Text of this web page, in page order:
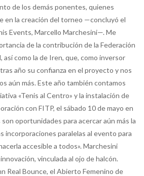
de los demás ponentes, quienes
en la creación del torneo —concluyó el
Events, Marcello Marchesini—. Me
de la contribución de la Federación
así como la de Iren, que, como inversor
año su confianza en el proyecto y nos
aún más. Este año también contamos
«Tenis al Centro» y la instalación de
con FITP, el sábado 10 de mayo en
son oportunidades para acercar aún más la
incorporaciones paralelas al evento para
accesible a todos». Marchesini
vinculada al ojo de halcón.
Real Bounce, el Abierto Femenino de